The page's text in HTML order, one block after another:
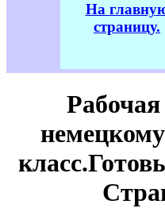
На
страницу.